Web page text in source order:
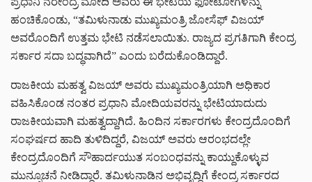
ಹಂಚಿಕೊಂಡು, “ತಮಿಳುನಾಡು ಮುಖ್ಯಮಂತ್ರಿ ಜೋಸೆಫ್ ವಿಜಯ್
ಅವರೊಂದಿಗೆ ಉತ್ತಮ ಭೇಟಿ ನಡೆಸಲಾಯಿತು. ರಾಜ್ಯದ ಪ್ರಗತಿಗಾಗಿ ಕೇಂದ್ರ
ಸರ್ಕಾರ ಸದಾ ಬದ್ಧವಾಗಿದೆ” ಎಂದು ಬರೆದುಕೊಂಡಿದ್ದಾರೆ.
ರಾಜಕೀಯ ಮಹತ್ವ ವಿಜಯ್ ಅವರು ಮುಖ್ಯಮಂತ್ರಿಯಾಗಿ ಅಧಿಕಾರ
ವಹಿಸಿಕೊಂಡ ನಂತರ ಪ್ರಧಾನಿ ಮೋದಿಯವರನ್ನು ಭೇಟಿಯಾದುದು
ರಾಜಕೀಯವಾಗಿ ಮಹತ್ವದ್ದಾಗಿದೆ. ಹಿಂದಿನ ಸರ್ಕಾರಗಳು ಕೇಂದ್ರದೊಂದಿಗೆ
ಸಂಘರ್ಷದ ಹಾದಿ ತುಳಿದಿದ್ದರೆ, ವಿಜಯ್ ಅವರು ಆರಂಭದಲ್ಲೇ
ಕೇಂದ್ರದೊಂದಿಗೆ ಸೌಹಾರ್ದಯುತ ಸಂಬಂಧವನ್ನು ಕಾಯ್ದುಕೊಳ್ಳುವ
ಮುನ್ಸೂಚನೆ ನೀಡಿದ್ದಾರೆ. ತಮಿಳುನಾಡಿನ ಅಭಿವೃದ್ಧಿಗೆ ಕೇಂದ್ರ ಸರ್ಕಾರದ